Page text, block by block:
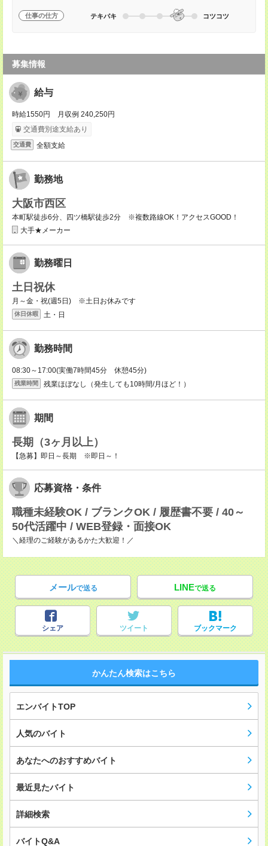
仕事の仕方 テキパキ コツコツ
募集情報
給与
時給1550円 月収例 240,250円
交通費別途支給あり
交通費 全額支給
勤務地
大阪市西区
本町駅徒歩6分、四ツ橋駅徒歩2分 ※複数路線OK！アクセスGOOD！
大手★メーカー
勤務曜日
土日祝休
月～金・祝(週5日) ※土日お休みです
休日休暇 土・日
勤務時間
08:30～17:00(実働7時間45分 休憩45分)
残業時間 残業ほぼなし（発生しても10時間/月ほど！）
期間
長期（3ヶ月以上）
【急募】即日～長期 ※即日～！
応募資格・条件
職種未経験OK / ブランクOK / 履歴書不要 / 40～
50代活躍中 / WEB登録・面接OK
＼経理のご経験があるかた大歓迎！／
メールで送る LINEで送る
シェア ツイート ブックマーク
かんたん検索はこちら
エンバイトTOP
人気のバイト
あなたへのおすすめバイト
最近見たバイト
詳細検索
バイトQ&A